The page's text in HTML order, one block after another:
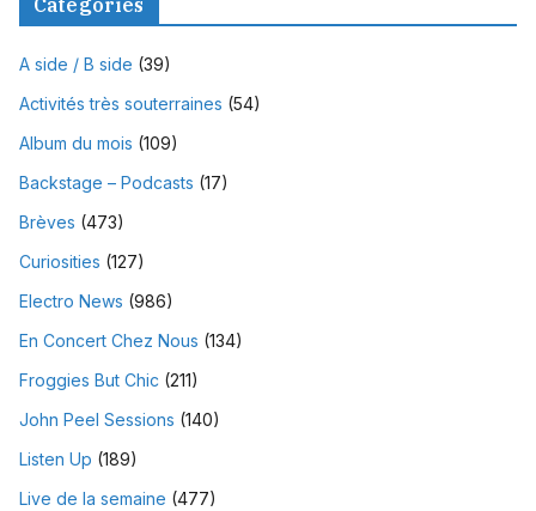
Catégories
A side / B side (39)
Activités très souterraines (54)
Album du mois (109)
Backstage – Podcasts (17)
Brèves (473)
Curiosities (127)
Electro News (986)
En Concert Chez Nous (134)
Froggies But Chic (211)
John Peel Sessions (140)
Listen Up (189)
Live de la semaine (477)